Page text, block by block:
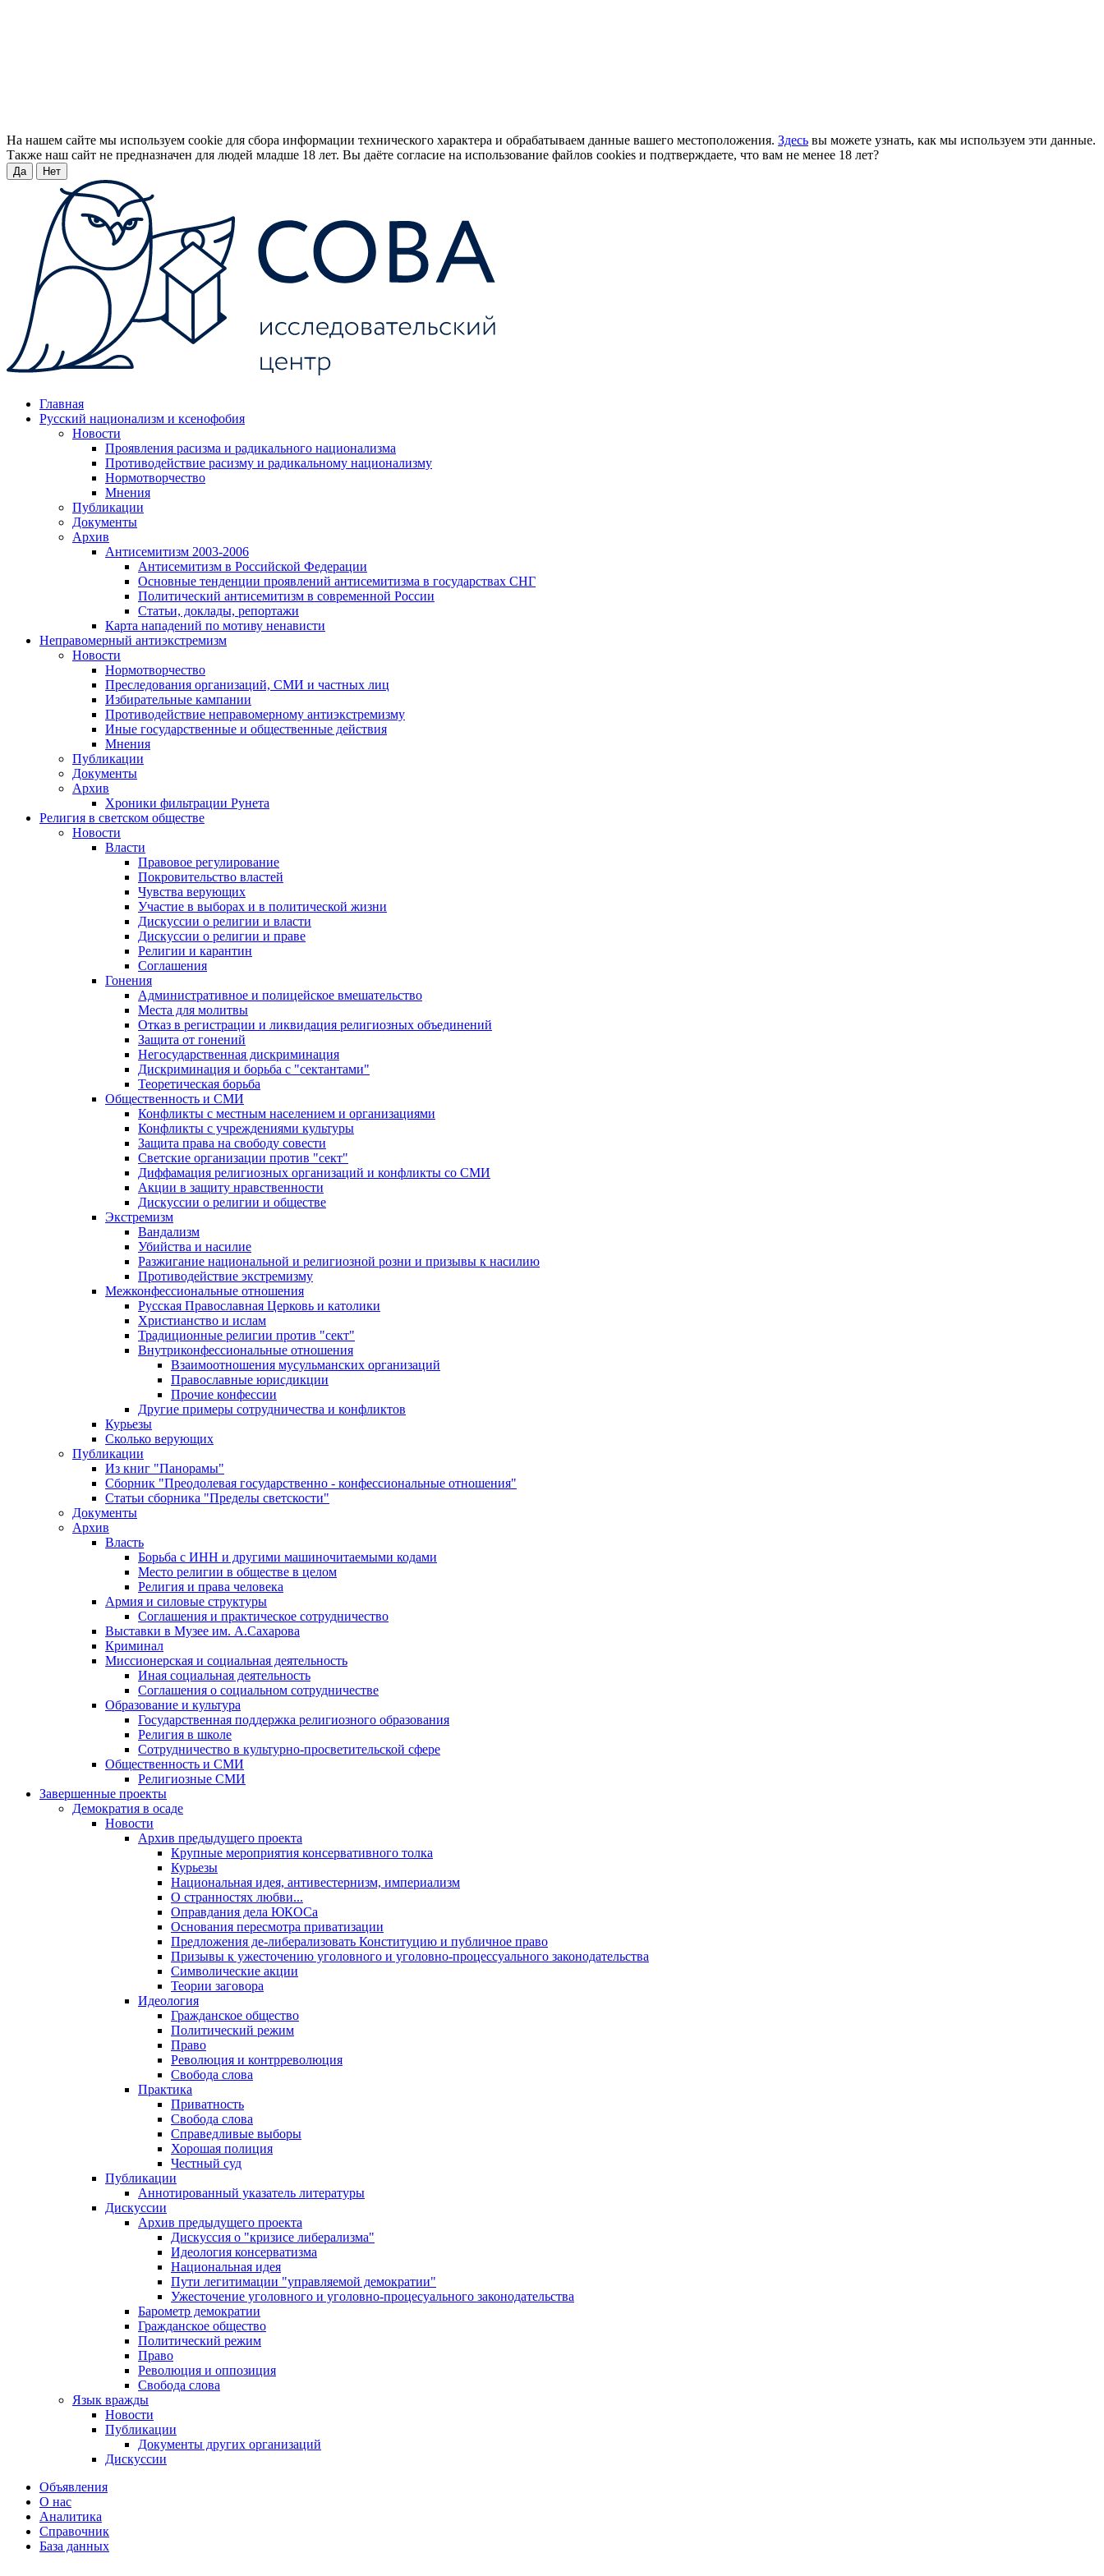
На нашем сайте мы используем cookie для сбора информации технического характера и обрабатываем данные вашего местоположения. Здесь вы можете узнать, как мы используем эти данные.
Также наш сайт не предназначен для людей младше 18 лет. Вы даёте согласие на использование файлов cookies и подтверждаете, что вам не менее 18 лет?
Да Нет
Главная
Русский национализм и ксенофобия
Новости
Проявления расизма и радикального национализма
Противодействие расизму и радикальному национализму
Нормотворчество
Мнения
Публикации
Документы
Архив
Антисемитизм 2003-2006
Антисемитизм в Российской Федерации
Основные тенденции проявлений антисемитизма в государствах СНГ
Политический антисемитизм в современной России
Статьи, доклады, репортажи
Карта нападений по мотиву ненависти
Неправомерный антиэкстремизм
Новости
Нормотворчество
Преследования организаций, СМИ и частных лиц
Избирательные кампании
Противодействие неправомерному антиэкстремизму
Иные государственные и общественные действия
Мнения
Публикации
Документы
Архив
Хроники фильтрации Рунета
Религия в светском обществе
Новости
Власти
Правовое регулирование
Покровительство властей
Чувства верующих
Участие в выборах и в политической жизни
Дискуссии о религии и власти
Дискуссии о религии и праве
Религии и карантин
Соглашения
Гонения
Административное и полицейское вмешательство
Места для молитвы
Отказ в регистрации и ликвидация религиозных объединений
Защита от гонений
Негосударственная дискриминация
Дискриминация и борьба с "сектантами"
Теоретическая борьба
Общественность и СМИ
Конфликты с местным населением и организациями
Конфликты с учреждениями культуры
Защита права на свободу совести
Светские организации против "сект"
Диффамация религиозных организаций и конфликты со СМИ
Акции в защиту нравственности
Дискуссии о религии и обществе
Экстремизм
Вандализм
Убийства и насилие
Разжигание национальной и религиозной розни и призывы к насилию
Противодействие экстремизму
Межконфессиональные отношения
Русская Православная Церковь и католики
Христианство и ислам
Традиционные религии против "сект"
Внутриконфессиональные отношения
Взаимоотношения мусульманских организаций
Православные юрисдикции
Прочие конфессии
Другие примеры сотрудничества и конфликтов
Курьезы
Сколько верующих
Публикации
Из книг "Панорамы"
Сборник "Преодолевая государственно - конфессиональные отношения"
Статьи сборника "Пределы светскости"
Документы
Архив
Власть
Борьба с ИНН и другими машиночитаемыми кодами
Место религии в обществе в целом
Религия и права человека
Армия и силовые структуры
Соглашения и практическое сотрудничество
Выставки в Музее им. А.Сахарова
Криминал
Миссионерская и социальная деятельность
Иная социальная деятельность
Соглашения о социальном сотрудничестве
Образование и культура
Государственная поддержка религиозного образования
Религия в школе
Сотрудничество в культурно-просветительской сфере
Общественность и СМИ
Религиозные СМИ
Завершенные проекты
Демократия в осаде
Новости
Архив предыдущего проекта
Крупные мероприятия консервативного толка
Курьезы
Национальная идея, антивестернизм, империализм
О странностях любви...
Оправдания дела ЮКОСа
Основания пересмотра приватизации
Предложения де-либерализовать Конституцию и публичное право
Призывы к ужесточению уголовного и уголовно-процессуального законодательства
Символические акции
Теории заговора
Идеология
Гражданское общество
Политический режим
Право
Революция и контрреволюция
Свобода слова
Практика
Приватность
Свобода слова
Справедливые выборы
Хорошая полиция
Честный суд
Публикации
Аннотированный указатель литературы
Дискуссии
Архив предыдущего проекта
Дискуссия о "кризисе либерализма"
Идеология консерватизма
Национальная идея
Пути легитимации "управляемой демократии"
Ужесточение уголовного и уголовно-процесуального законодательства
Барометр демократии
Гражданское общество
Политический режим
Право
Революция и оппозиция
Свобода слова
Язык вражды
Новости
Публикации
Документы других организаций
Дискуссии
Объявления
О нас
Аналитика
Справочник
База данных